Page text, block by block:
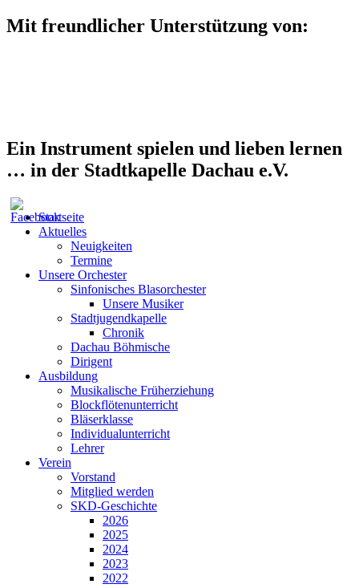
Mit freundlicher Unterstützung von:
Ein Instrument spielen und lieben lernen
… in der Stadtkapelle Dachau e.V.
Startseite
Aktuelles
Neuigkeiten
Termine
Unsere Orchester
Sinfonisches Blasorchester
Unsere Musiker
Stadtjugendkapelle
Chronik
Dachau Böhmische
Dirigent
Ausbildung
Musikalische Früherziehung
Blockflötenunterricht
Bläserklasse
Individual­unterricht
Lehrer
Verein
Vorstand
Mitglied werden
SKD-Geschichte
2026
2025
2024
2023
2022